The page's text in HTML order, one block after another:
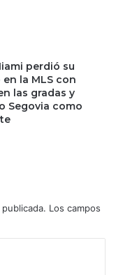
perdió su
la MLS con
las gradas y
Segovia como
Los campos